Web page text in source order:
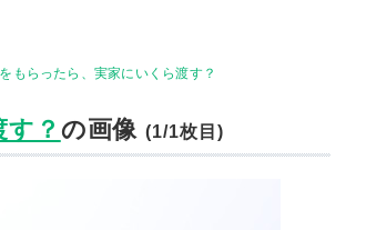
もらったら、実家にいくら渡す？
？ の画像(1/1枚目)